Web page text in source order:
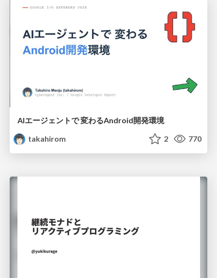
AIエージェントで 変わるAndroid開発環境
takahirom
2 770